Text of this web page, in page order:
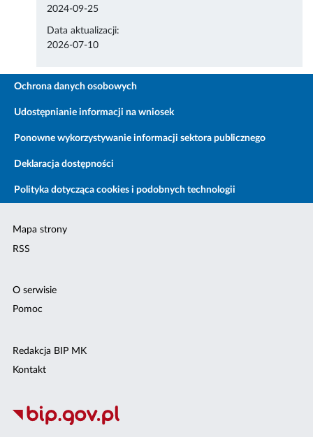
2024-09-25
Data aktualizacji:
2026-07-10
Ochrona danych osobowych
Udostępnianie informacji na wniosek
Ponowne wykorzystywanie informacji sektora publicznego
Deklaracja dostępności
Polityka dotycząca cookies i podobnych technologii
Mapa strony
RSS
O serwisie
Pomoc
Redakcja BIP MK
Kontakt